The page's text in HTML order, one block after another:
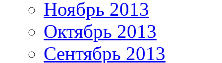
Ноябрь 2013
Октябрь 2013
Сентябрь 2013